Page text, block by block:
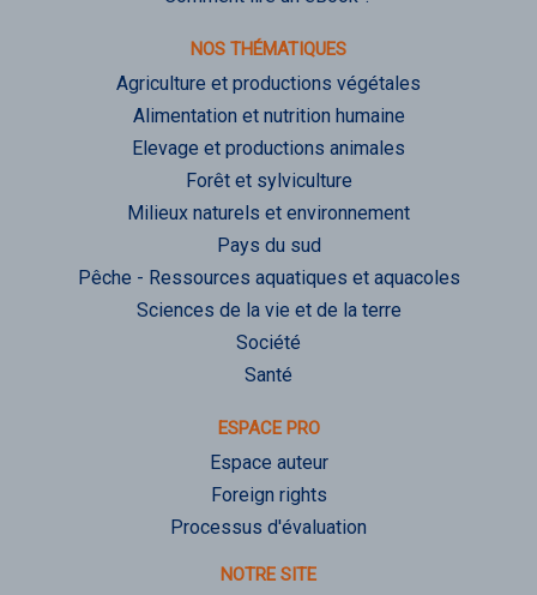
NOS THÉMATIQUES
Agriculture et productions végétales
Alimentation et nutrition humaine
Elevage et productions animales
Forêt et sylviculture
Milieux naturels et environnement
Pays du sud
Pêche - Ressources aquatiques et aquacoles
Sciences de la vie et de la terre
Société
Santé
ESPACE PRO
Espace auteur
Foreign rights
Processus d'évaluation
NOTRE SITE